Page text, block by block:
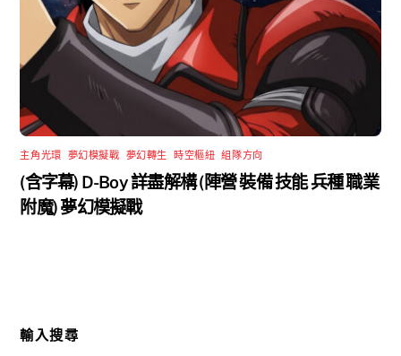
主角光環 夢幻模擬戰 夢幻轉生 時空樞紐 ,組隊方向
(含字幕) D-Boy 詳盡解構 (陣營 裝備 技能 兵種 職業
附魔) 夢幻模擬戰
輸入搜尋